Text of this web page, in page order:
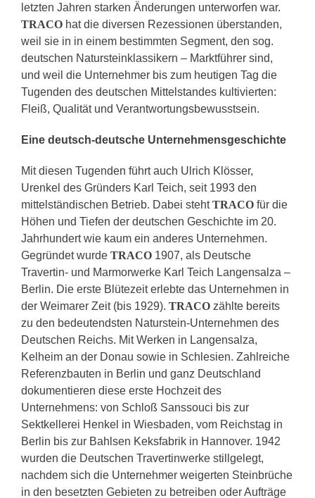
letzten Jahren starken Änderungen unterworfen war.
TRACO hat die diversen Rezessionen überstanden,
weil sie in in einem bestimmten Segment, den sog.
deutschen Natursteinklassikern – Marktführer sind,
und weil die Unternehmer bis zum heutigen Tag die
Tugenden des deutschen Mittelstandes kultivierten:
Fleiß, Qualität und Verantwortungsbewusstsein.
Eine deutsch-deutsche Unternehmensgeschichte
Mit diesen Tugenden führt auch Ulrich Klösser,
Urenkel des Gründers Karl Teich, seit 1993 den
mittelständischen Betrieb. Dabei stehtTRACO für die
Höhen und Tiefen der deutschen Geschichte im 20.
Jahrhundert wie kaum ein anderes Unternehmen.
Gegründet wurde TRACO 1907, als Deutsche
Travertin- und Marmorwerke Karl Teich Langensalza –
Berlin. Die erste Blütezeit erlebte das Unternehmen in
der Weimarer Zeit (bis 1929). TRACO zählte bereits
zu den bedeutendsten Naturstein-Unternehmen des
Deutschen Reichs. Mit Werken in Langensalza,
Kelheim an der Donau sowie in Schlesien. Zahlreiche
Referenzbauten in Berlin und ganz Deutschland
dokumentieren diese erste Hochzeit des
Unternehmens: von Schloß Sanssouci bis zur
Sektkellerei Henkel in Wiesbaden, vom Reichstag in
Berlin bis zur Bahlsen Keksfabrik in Hannover. 1942
wurden die Deutschen Travertinwerke stillgelegt,
nachdem sich die Unternehmer weigerten Steinbrüche
in den besetzten Gebieten zu betreiben oder Aufträge